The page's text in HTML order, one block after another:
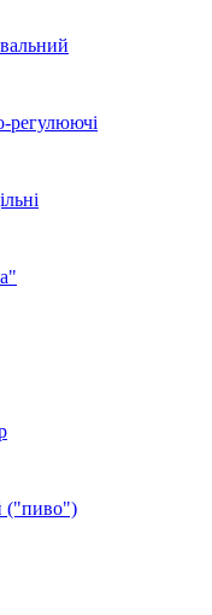
регулюючі
("пиво")